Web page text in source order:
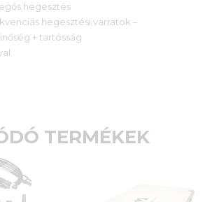
hegesztés
hegesztési varratok –
+ tartósság
TERMÉKEK